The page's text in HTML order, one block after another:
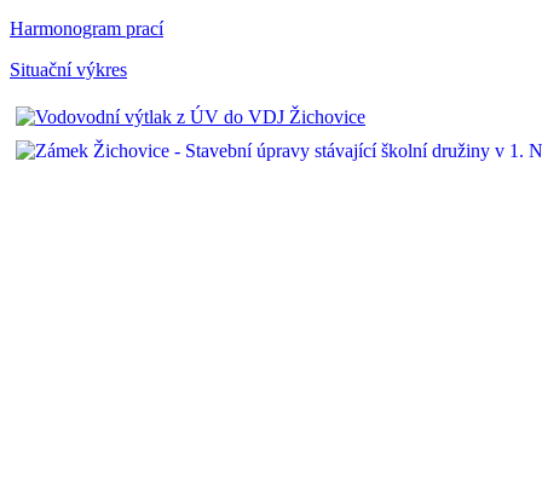
Harmonogram prací
Situační výkres